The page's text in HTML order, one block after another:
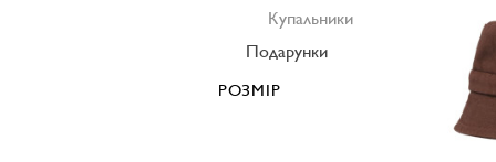
Купальники
Подарунки
РОЗМІР